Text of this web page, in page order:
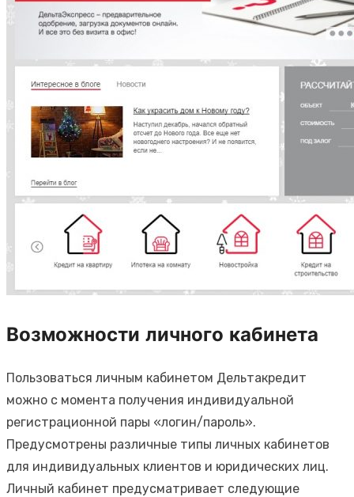
Возможности личного кабинета
Пользоваться личным кабинетом Дельтакредит
можно с момента получения индивидуальной
регистрационной пары «логин/пароль».
Предусмотрены различные типы личных кабинетов
для индивидуальных клиентов и юридических лиц.
Личный кабинет предусматривает следующие